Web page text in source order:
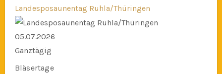
Landesposaunentag Ruhla/Thüringen
05.07.2026
Ganztägig
Bläsertage